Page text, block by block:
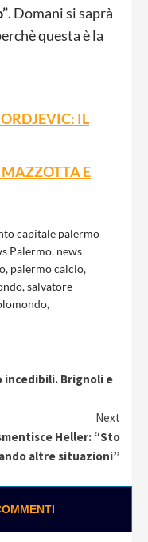
. Domani si saprà
questa è la
IL
E
capitale palermo
Palermo, news
, palermo calcio,
,salvatore
,
incedibili. Brignoli e
Next
Heller: “Sto
altre situazioni”